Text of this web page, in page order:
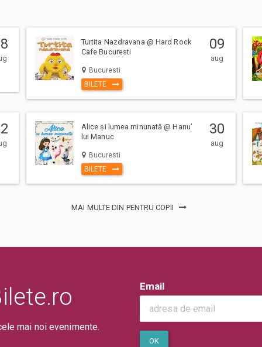
la eveniment, adulti si copii,
(Mai putin cazurile unde este
in locul de desfasurare a
pe caile de acces sau
evenimentului.
Turtita Nazdravana @ Hard Rock
Cafe Bucuresti
Bucuresti
BILETE
09
aug
Alice și lumea minunată @ Hanu’
lui Manuc
Bucuresti
BILETE
30
aug
MAI MULTE DIN PENTRU COPII
mai noi evenimente.
Email
OK